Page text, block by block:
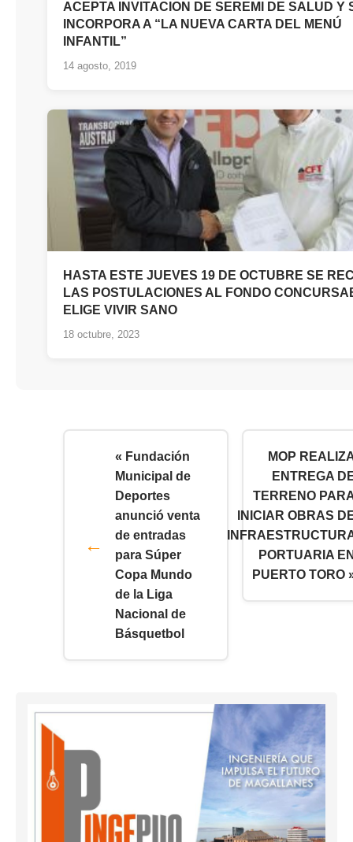
ACEPTA INVITACION DE SEREMI DE SALUD Y
INCORPORA A “LA NUEVA CARTA DEL MENÚ
INFANTIL”
14 agosto, 2019
HASTA ESTE JUEVES 19 DE OCTUBRE SE
LAS POSTULACIONES AL FONDO
ELIGE VIVIR SANO
18 octubre, 2023
« Fundación
Municipal de
Deportes
anunció venta
de entradas
para Súper
Copa Mundo
de la Liga
Nacional de
Básquetbol
MOP
ENTREGA
TERRENO
INICIAR OBRAS
PORTUARIA
PUERTO TORO